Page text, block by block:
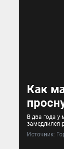
Как
В два года у
замедлился
Источник: